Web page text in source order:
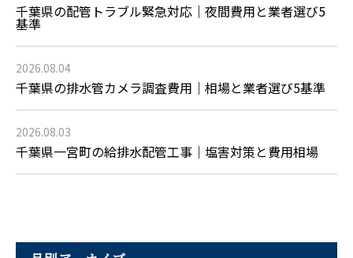
千葉県の配管トラブル緊急対応｜夜間費用と業者選び5
基準
2026.08.04
千葉県の排水管カメラ調査費用｜相場と業者選び5基準
2026.08.03
千葉県一宮町の給排水配管工事｜塩害対策と費用相場